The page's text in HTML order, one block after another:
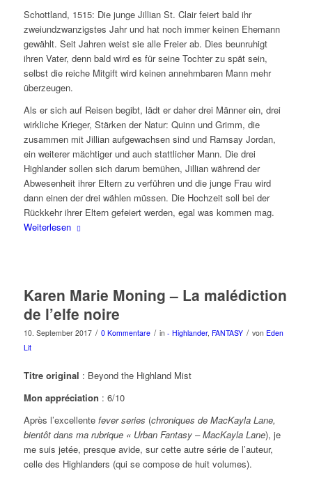
Schottland, 1515: Die junge Jillian St. Clair feiert bald ihr
zweiundzwanzigstes Jahr und hat noch immer keinen Ehemann
gewählt. Seit Jahren weist sie alle Freier ab. Dies beunruhigt
ihren Vater, denn bald wird es für seine Tochter zu spät sein,
selbst die reiche Mitgift wird keinen annehmbaren Mann mehr
überzeugen.
Als er sich auf Reisen begibt, lädt er daher drei Männer ein, drei
wirkliche Krieger, Stärken der Natur: Quinn und Grimm, die
zusammen mit Jillian aufgewachsen sind und Ramsay Jordan,
ein weiterer mächtiger und auch stattlicher Mann. Die drei
Highlander sollen sich darum bemühen, Jillian während der
Abwesenheit ihrer Eltern zu verführen und die junge Frau wird
dann einen der drei wählen müssen. Die Hochzeit soll bei der
Rückkehr ihrer Eltern gefeiert werden, egal was kommen mag.
Weiterlesen
Karen Marie Moning – La malédiction
de l’elfe noire
10. September 2017 / 0 Kommentare / in - Highlander, FANTASY / von Eden
Lit
Titre original : Beyond the Highland Mist
Mon appréciation : 6/10
Après l’excellente fever series (chroniques de MacKayla Lane,
bientôt dans ma rubrique « Urban Fantasy – MacKayla Lane), je
me suis jetée, presque avide, sur cette autre série de l’auteur,
celle des Highlanders (qui se compose de huit volumes).